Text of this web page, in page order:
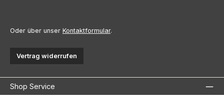
Oder über unser Kontaktformular.
Vertrag widerrufen
Shop Service